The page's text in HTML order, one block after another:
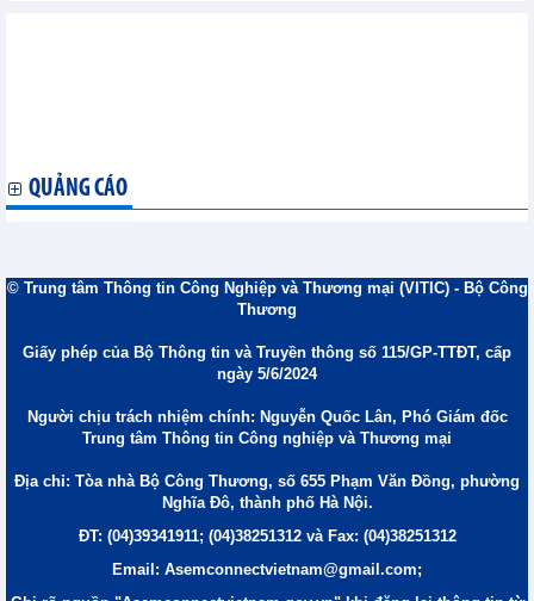
QUẢNG CÁO
© Trung tâm Thông tin Công Nghiệp và Thương mại (VITIC) - Bộ Công
Thương
Giấy phép của Bộ Thông tin và Truyền thông số 115/GP-TTĐT, cấp
ngày 5/6/2024
Người chịu trách nhiệm chính: Nguyễn Quốc Lân, Phó Giám đốc
Trung tâm Thông tin Công nghiệp và Thương mại
Địa chỉ: Tòa nhà Bộ Công Thương, số 655 Phạm Văn Đồng, phường
Nghĩa Đô, thành phố Hà Nội.
ĐT: (04)39341911; (04)38251312 và Fax: (04)38251312
Email: Asemconnectvietnam@gmail.com;